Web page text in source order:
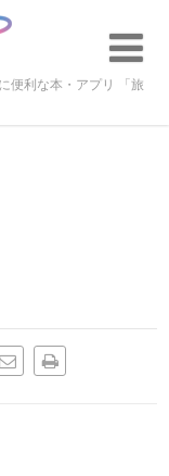
便利な本・アプリ 「旅